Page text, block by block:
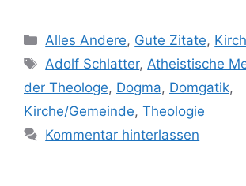
Kategorien
Alles Andere, Gute Zitate,
Schlagwörter
Adolf Schlatter, Atheistische
der Theologe, Dogma, Domgatik,
Kirche/Gemeinde, Theologie
Kommentar hinterlassen